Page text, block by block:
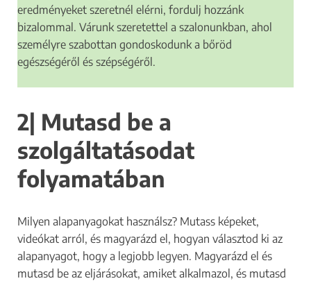
eredményeket szeretnél elérni, fordulj hozzánk
bizalommal. Várunk szeretettel a szalonunkban, ahol
személyre szabottan gondoskodunk a bőröd
egészségéről és szépségéről.
2| Mutasd be a
szolgáltatásodat
folyamatában
Milyen alapanyagokat használsz? Mutass képeket,
videókat arról, és magyarázd el, hogyan választod ki az
alapanyagot, hogy a legjobb legyen. Magyarázd el és
mutasd be az eljárásokat, amiket alkalmazol, és mutasd